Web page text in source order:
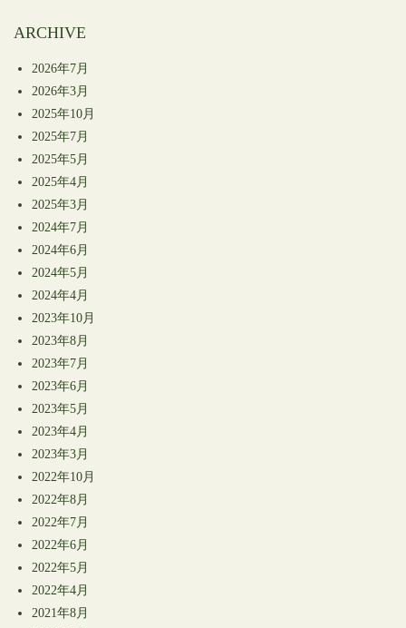
ARCHIVE
2026年7月
2026年3月
2025年10月
2025年7月
2025年5月
2025年4月
2025年3月
2024年7月
2024年6月
2024年5月
2024年4月
2023年10月
2023年8月
2023年7月
2023年6月
2023年5月
2023年4月
2023年3月
2022年10月
2022年8月
2022年7月
2022年6月
2022年5月
2022年4月
2021年8月